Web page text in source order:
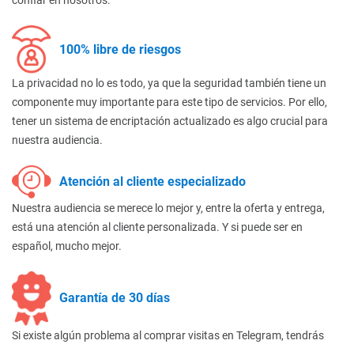
100% libre de riesgos
La privacidad no lo es todo, ya que la seguridad también tiene un
componente muy importante para este tipo de servicios. Por ello,
tener un sistema de encriptación actualizado es algo crucial para
nuestra audiencia.
Atención al cliente especializado
Nuestra audiencia se merece lo mejor y, entre la oferta y entrega,
está una atención al cliente personalizada. Y si puede ser en
español, mucho mejor.
Garantía de 30 días
Si existe algún problema al comprar visitas en Telegram, tendrás